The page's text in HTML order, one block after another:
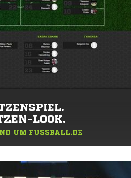
LOOK.
UM FUSSBALL.DE